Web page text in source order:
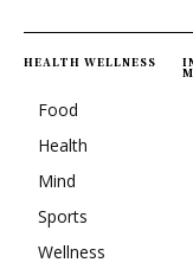
HEALTH WELLNESS
Food
Health
Mind
Sports
Wellness